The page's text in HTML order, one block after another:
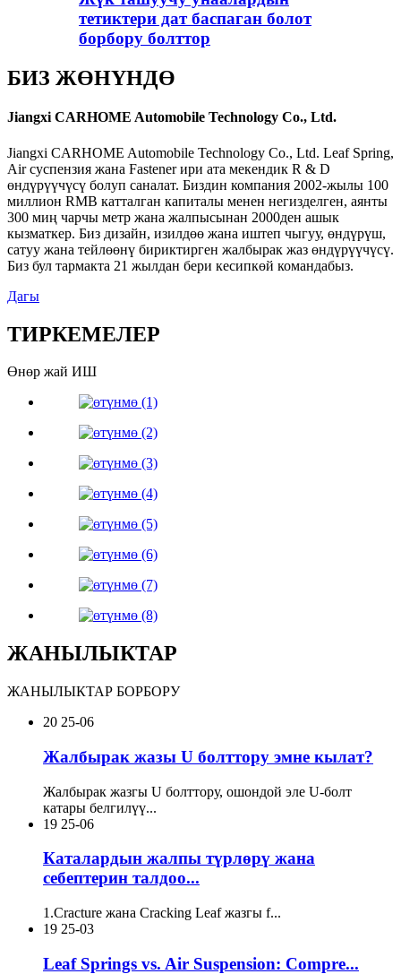
тетиктери дат баспаган болот
борбору болттор
БИЗ ЖӨНҮНДӨ
Jiangxi CARHOME Automobile Technology Co., Ltd.
Jiangxi CARHOME Automobile Technology Co., Ltd. Leaf Spring,
Air суспензия жана Fastener ири ата мекендик R & D
өндүрүүчүсү болуп саналат. Биздин компания 2002-жылы 100
миллион RMB катталган капиталы менен негизделген, аянты
300 миң чарчы метр жана жалпысынан 2000ден ашык
кызматкер. Биз дизайн, изилдөө жана иштеп чыгуу, өндүрүш,
сатуу жана тейлөөнү бириктирген жалбырак жаз өндүрүүчүсү.
Биз бул тармакта 21 жылдан бери кесипкөй командабыз.
Дагы
ТИРКЕМЕЛЕР
Өнөр жай ИШ
ЖАНЫЛЫКТАР
ЖАНЫЛЫКТАР БОРБОРУ
20 25-06
Жалбырак жазы U болттору эмне кылат?
Жалбырак жазгы U болттору, ошондой эле U-болт
катары белгилүү...
19 25-06
Каталардын жалпы түрлөрү жана
себептерин талдоо...
1.Cracture жана Cracking Leaf жазгы f...
19 25-03
Leaf Springs vs. Air Suspension: Compre...